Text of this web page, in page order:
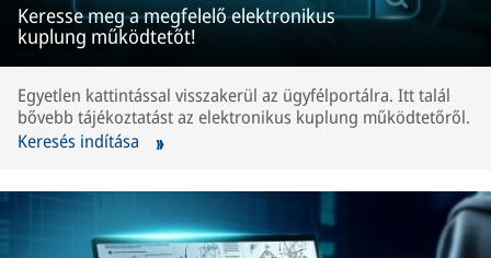
Keresse meg a megfelelő elektronikus
kuplung működtetőt!
Egyetlen kattintással visszakerül az ügyfélportálra. Itt talál
bővebb tájékoztatást az elektronikus kuplung működtetőről.
Keresés indítása